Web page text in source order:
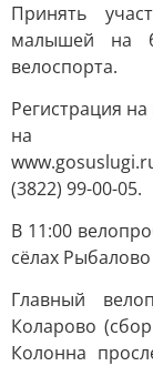
Принять
малышей на
велоспорта.
Регистрация
на
(3822) 99-00-05.
В 11:00
сёлах
Главный
Коларово
Колонна